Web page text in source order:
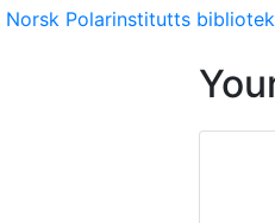
Norsk Polarinstitutts bibliotek